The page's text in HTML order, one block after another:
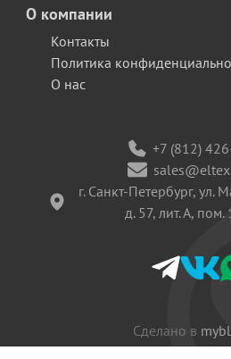
+7 (812)
г. Санкт-Петербург, ул.
д. 57, лит. А,
О компании
Контакты
Политика
О нас
Сделано в